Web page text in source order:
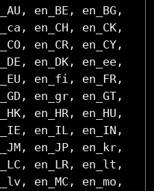
en_BE, en_BG,
en_CH, en_CK,
en_CR, en_CY,
en_DK, en_ee,
en_fi, en_FR,
en_gr, en_GT,
en_HR, en_HU,
en_IL, en_IN,
en_JP, en_kr,
en_LR, en_lt,
en_MC, en_mo,